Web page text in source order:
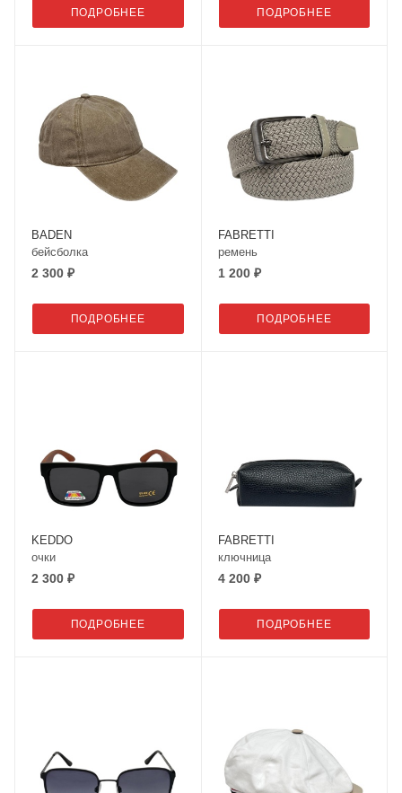
ПОДРОБНЕЕ ПОДРОБНЕЕ
BADEN
бейсболка
2 300 ₽
ПОДРОБНЕЕ
FABRETTI
ремень
1 200 ₽
ПОДРОБНЕЕ
KEDDO
очки
2 300 ₽
ПОДРОБНЕЕ
FABRETTI
ключница
4 200 ₽
ПОДРОБНЕЕ